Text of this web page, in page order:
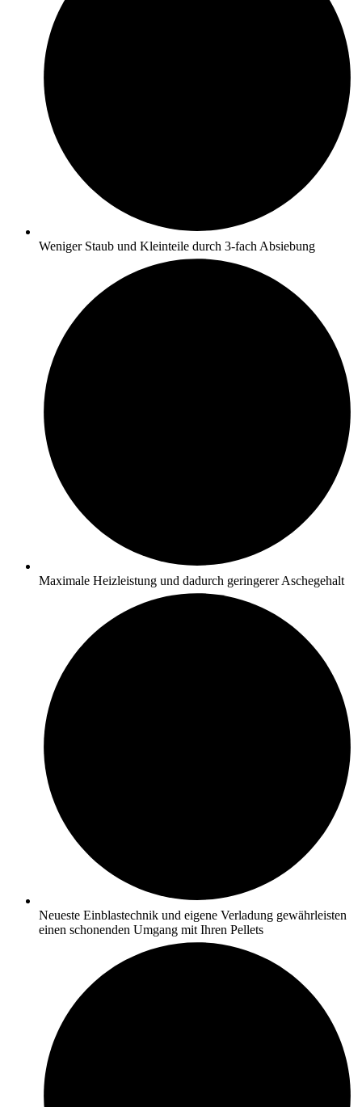
Weniger Staub und Kleinteile durch 3-fach Absiebung
Maximale Heizleistung und dadurch geringerer Aschegehalt
Neueste Einblastechnik und eigene Verladung gewährleisten
einen schonenden Umgang mit Ihren Pellets